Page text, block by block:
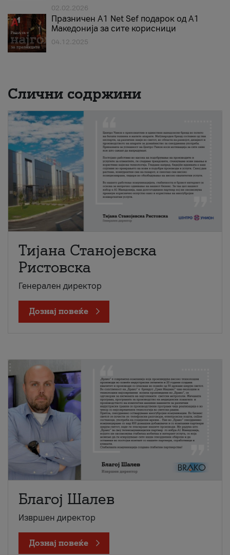
02.02.2026
Празничен A1 Net Sеf подарок од А1
Македонија за сите корисници
04.12.2025
Слични содржини
Тијана Станојевска
Ристовска
Генерален директор
Дознај повеќе
Благој Шалев
Извршен директор
Дознај повеќе